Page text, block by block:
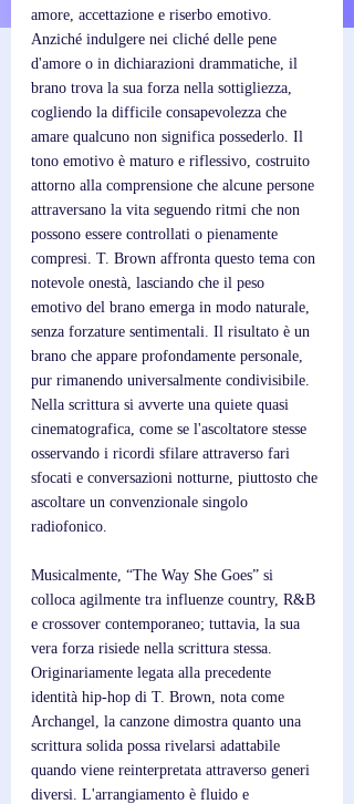
amore, accettazione e riserbo emotivo.
Anziché indulgere nei cliché delle pene
d'amore o in dichiarazioni drammatiche, il
brano trova la sua forza nella sottigliezza,
cogliendo la difficile consapevolezza che
amare qualcuno non significa possederlo. Il
tono emotivo è maturo e riflessivo, costruito
attorno alla comprensione che alcune persone
attraversano la vita seguendo ritmi che non
possono essere controllati o pienamente
compresi. T. Brown affronta questo tema con
notevole onestà, lasciando che il peso
emotivo del brano emerga in modo naturale,
senza forzature sentimentali. Il risultato è un
brano che appare profondamente personale,
pur rimanendo universalmente condivisibile.
Nella scrittura si avverte una quiete quasi
cinematografica, come se l'ascoltatore stesse
osservando i ricordi sfilare attraverso fari
sfocati e conversazioni notturne, piuttosto che
ascoltare un convenzionale singolo
radiofonico.
Musicalmente, “The Way She Goes” si
colloca agilmente tra influenze country, R&B
e crossover contemporaneo; tuttavia, la sua
vera forza risiede nella scrittura stessa.
Originariamente legata alla precedente
identità hip-hop di T. Brown, nota come
Archangel, la canzone dimostra quanto una
scrittura solida possa rivelarsi adattabile
quando viene reinterpretata attraverso generi
diversi. L'arrangiamento è fluido e